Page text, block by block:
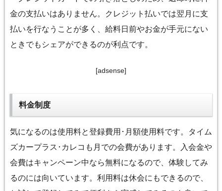
金の支払いはありません。クレジット払いでは翌月に支
払いを行なうことが多く、給料日前やお金が手元にない
ときでもシェアができるのが利点です。
[adsense]
料金制度
気になるのは使用料と登録費用･月額使用料です。タイム
ズカープラス･カレコも月での会費があります。入会金や
会費はキャンペーン中なら無料になるので、体験してみ
るのには向いています。利用料は休会にもできるので、